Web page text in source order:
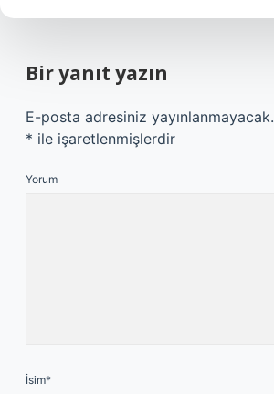
Bir yanıt yazın
E-posta adresiniz yayınlanmayacak.
* ile işaretlenmişlerdir
Yorum
İsim*